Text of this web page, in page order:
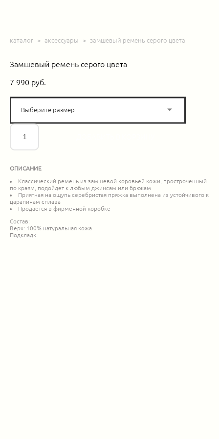
каталог > аксессуары > замшевый ремень серого цвета
Замшевый ремень серого цвета
7 990 pуб.
Выберите размер
ОПИСАНИЕ
Классический ремень из замшевой коровьей кожи, простроченный
по краям, подойдет к любым джинсам или брюкам
Приятная на ощупь серебристая пряжка выполнена из устойчивого к
царапинам сплава
Продается в фирменной коробке
Состав:
Верх: 100% натуральная кожа
Подкладк